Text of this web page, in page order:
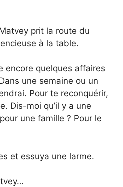
prit la route du
à la table.
encore quelques affaires
une semaine ou un
Pour te reconquérir,
Dis-moi qu’il y a une
une famille ? Pour le
et essuya une larme.